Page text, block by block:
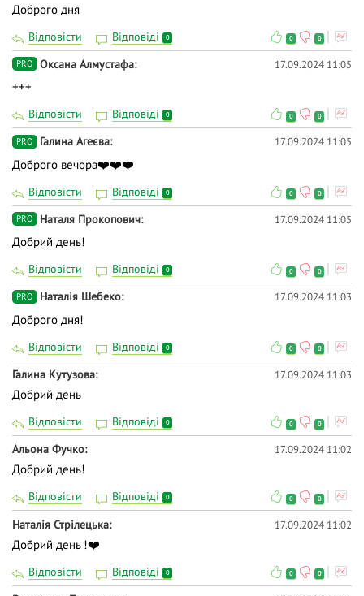
Доброго дня
Відповісти Відповіді 0 0 0
PRO Оксана Алмустафа 17.09.2024 11:05
+++
Відповісти Відповіді 0 0 0
PRO Галина Агеєва 17.09.2024 11:05
Доброго вечора❤️❤️❤️
Відповісти Відповіді 0 0 0
PRO Наталя Прокопович 17.09.2024 11:05
Добрий день!
Відповісти Відповіді 0 0 0
PRO Наталія Шебеко 17.09.2024 11:03
Доброго дня!
Відповісти Відповіді 0 0 0
Галина Кутузова 17.09.2024 11:03
Добрий день
Відповісти Відповіді 0 0 0
Альона Фучко 17.09.2024 11:02
Добрий день!
Відповісти Відповіді 0 0 0
Наталія Стрілецька 17.09.2024 11:02
Добрий день !❤️
Відповісти Відповіді 0 0 0